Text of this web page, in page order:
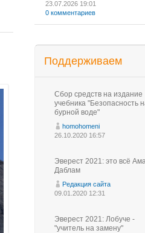
23.07.2026 19:01
0 комментариев
Поддерживаем
Сбор средств на издание
учебника "Безопасность
бурной воде"
homohomeni
26.10.2020 16:57
Эверест 2021: это всё
Даблам
Редакция сайта
09.01.2020 12:31
Эверест 2021: Лобуче -
"учитель на замену"